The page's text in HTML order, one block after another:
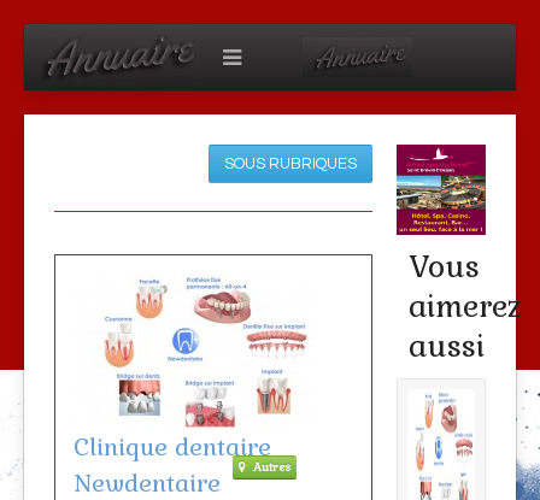
SOUS RUBRIQUES
Clinique dentaire
Newdentaire
Autres
Vous
aimerez
aussi